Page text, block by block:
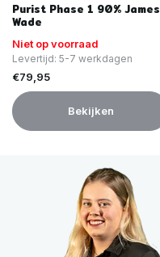
Purist Phase 1 90% James
Wade
Niet op voorraad
Levertijd: 5-7 werkdagen
€79,95
Bekijken